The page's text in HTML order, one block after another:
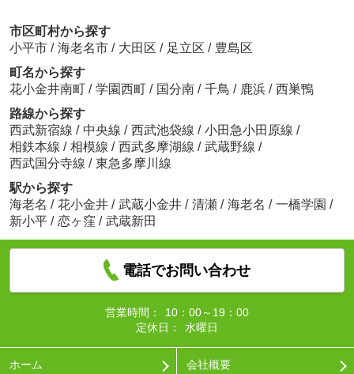
市区町村から探す
小平市 / 海老名市 / 大田区 / 足立区 / 豊島区
町名から探す
花小金井南町 / 学園西町 / 国分南 / 千鳥 / 鹿浜 / 西巣鴨
路線から探す
西武新宿線 / 中央線 / 西武池袋線 / 小田急小田原線 /
相鉄本線 / 相模線 / 西武多摩湖線 / 武蔵野線 /
西武国分寺線 / 東急多摩川線
駅から探す
海老名 / 花小金井 / 武蔵小金井 / 清瀬 / 海老名 / 一橋学園 /
新小平 / 恋ヶ窪 / 武蔵新田
電話でお問い合わせ
営業時間：
10：00～19：00
定休日：
水曜日
ホーム 会社概要